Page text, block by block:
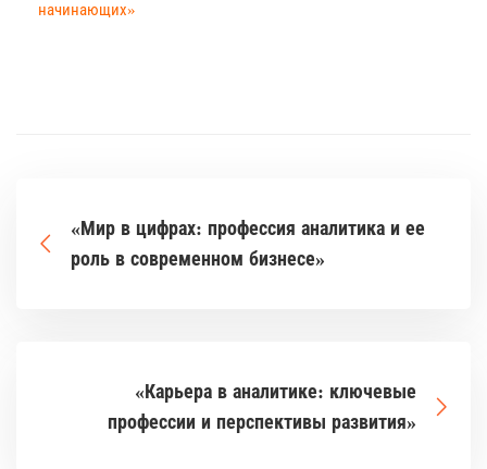
начинающих»
«Мир в цифрах: профессия аналитика и ее
роль в современном бизнесе»
«Карьера в аналитике: ключевые
профессии и перспективы развития»